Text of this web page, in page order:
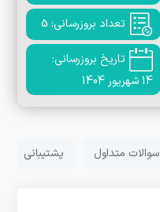
تعداد بروزرسانی: 5
تاریخ بروزرسانی:
14 شهریور 1404
سوالات متداول پشتیبانی